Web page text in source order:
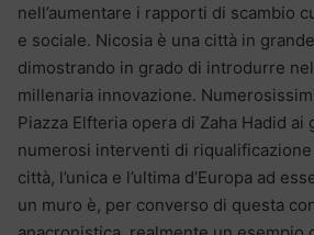
nell’aumentare i rapporti di scambio
e sociale. Nicosia è una città in
dimostrando in grado di introdurre
millenaria innovazione.
Piazza Elfteria opera di Zaha Hadid ai
numerosi interventi di riqualificazione
città, l’unica e l’ultima d’Europa ad
un muro è, per converso di questa